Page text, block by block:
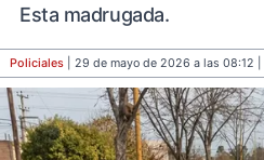
Esta madrugada.
Policiales | 29 de mayo de 2026 a las 08:12 |